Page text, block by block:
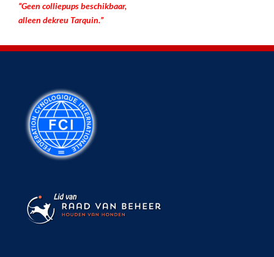
“Geen colliepups beschikbaar,
alleen dekreu Tarquin.”